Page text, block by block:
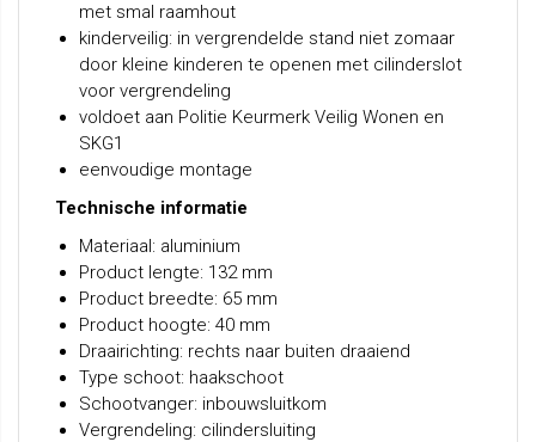
met smal raamhout
kinderveilig: in vergrendelde stand niet zomaar
door kleine kinderen te openen met cilinderslot
voor vergrendeling
voldoet aan Politie Keurmerk Veilig Wonen en
SKG1
eenvoudige montage
Technische informatie
Materiaal: aluminium
Product lengte: 132 mm
Product breedte: 65 mm
Product hoogte: 40 mm
Draairichting: rechts naar buiten draaiend
Type schoot: haakschoot
Schootvanger: inbouwsluitkom
Vergrendeling: cilindersluiting